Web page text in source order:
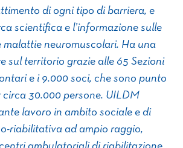
di ogni tipo di barriera, e
scientifica e l’informazione sulle
malattie neuromuscolari. Ha una
sul territorio grazie alle 65 Sezioni
e i 9.000 soci, che sono punto
30.000 persone. UILDM
lavoro in ambito sociale e di
riabilitativa ad ampio raggio,